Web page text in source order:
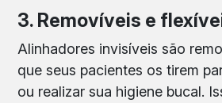
3. Removíveis e
Alinhadores invisíveis são
que seus pacientes os tirem
ou realizar sua higiene bucal.